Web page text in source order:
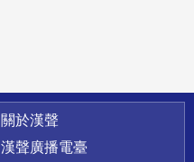
關於漢聲
漢聲廣播電臺